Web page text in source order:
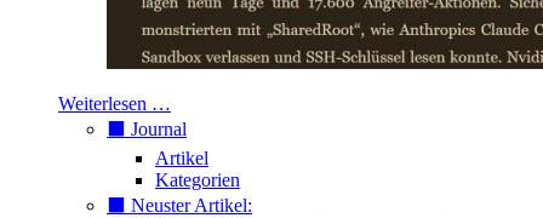
Weiterlesen …
⬛️ Journal
Artikel
Kategorien
⬛️ Neuster Artikel: